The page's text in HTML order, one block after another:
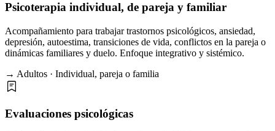
Psicoterapia individual, de pareja y familiar
Acompañamiento para trabajar trastornos psicológicos, ansiedad,
depresión, autoestima, transiciones de vida, conflictos en la pareja o
dinámicas familiares y duelo. Enfoque integrativo y sistémico.
→ Adultos · Individual, pareja o familia
Evaluaciones psicológicas